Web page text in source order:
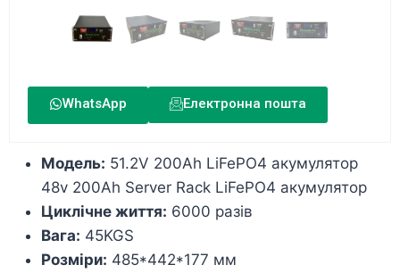
WhatsApp Електронна пошта
Модель: 51.2V 200Ah LiFePO4 акумулятор
48v 200Ah Server Rack LiFePO4 акумулятор
Циклічне життя: 6000 разів
Вага: 45KGS
Розміри: 485*442*177 мм